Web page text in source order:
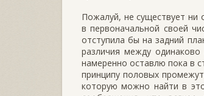
Пожалуй, не существует ни
в первоначальной своей
отступила бы на задний
различия между
намеренно оставлю пока в
принципу половых
которую можно найти в